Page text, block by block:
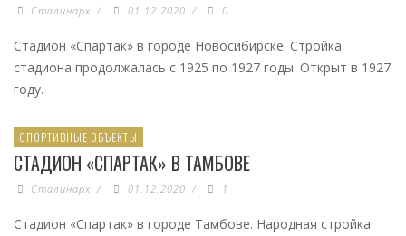
Сталинарх / 01.12.2020 / 0
Стадион «Спартак» в городе Новосибирске. Стройка
стадиона продолжалась с 1925 по 1927 годы. Открыт в 1927
году.
СПОРТИВНЫЕ ОБЪЕКТЫ
СТАДИОН «СПАРТАК» В ТАМБОВЕ
Сталинарх / 01.12.2020 / 1
Стадион «Спартак» в городе Тамбове. Народная стройка